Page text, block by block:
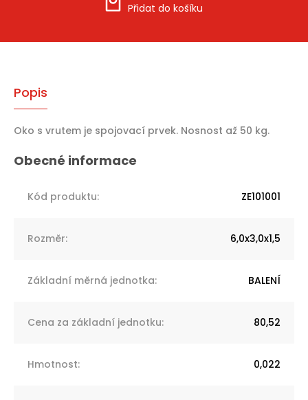
Přidat do košíku
Popis
Oko s vrutem je spojovací prvek. Nosnost až 50 kg.
Kód produktu: ZE101001
Rozměr: 6,0x3,0x1,5
Základní měrná jednotka: BALENÍ
Cena za základní jednotku: 80,52
Hmotnost: 0,022